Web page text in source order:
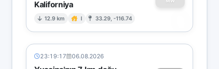
Kaliforniya
12.9 km I 33.29, -116.74 0
23:19:17 06.08.2026